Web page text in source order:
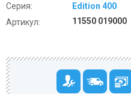
Серия:
Edition 400
Артикул:
11550 019000